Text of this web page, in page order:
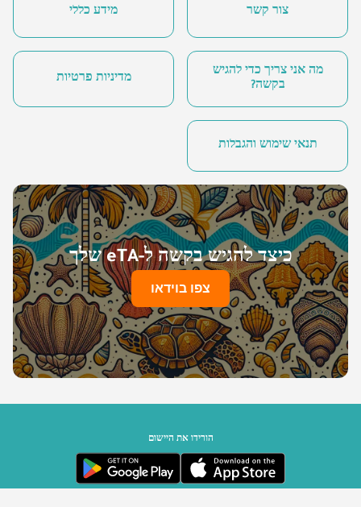
צור קשר מידע כללי
מה אני צריך כדי להגיש
בקשה?
מדיניות פרטיות
תנאי שימוש והגבלות
כיצד להגיש בקשה ל-eTA שלך
צפו בוידאו
הורידו את היישום